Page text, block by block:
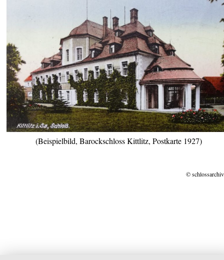
(Beispielbild, Barockschloss Kittlitz, Postkarte 1927)
©